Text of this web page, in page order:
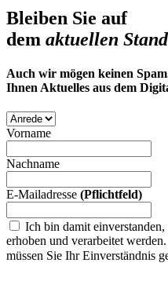
Bleiben Sie auf
dem aktuellen Stand
Auch wir mögen keinen
Ihnen Aktuelles aus dem
Vorname
Nachname
E-Mailadresse (Pflichtfeld)
Ich bin damit einverstanden,
erhoben und verarbeitet werden.
müssen Sie Ihr Einverständnis